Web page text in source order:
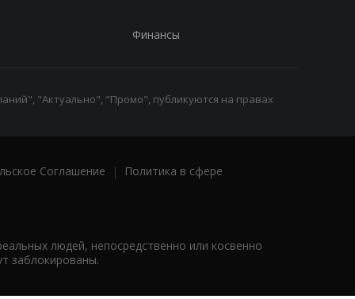
Финансы
"Актуально", "Промо", публикуются на правах
Соглашение |
Политика в сфере
людей, непосредственно или косвенно
заблокированы.